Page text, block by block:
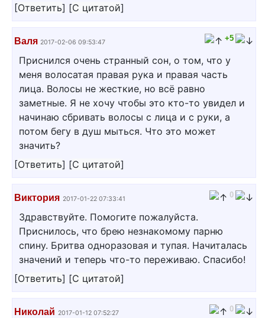
[Ответить] [С цитатой]
Валя 2017-02-06 09:53:47 +5
Приснился очень странный сон, о том, что у
меня волосатая правая рука и правая часть
лица. Волосы не жесткие, но всё равно
заметные. Я не хочу чтобы это кто-то увидел и
начинаю сбривать волосы с лица и с руки, а
потом бегу в душ мыться. Что это может
значить?
[Ответить] [С цитатой]
Виктория 2017-01-22 07:33:41 0
Здравствуйте. Помогите пожалуйста.
Приснилось, что брею незнакомому парню
спину. Бритва одноразовая и тупая. Начиталась
значений и теперь что-то переживаю. Спасибо!
[Ответить] [С цитатой]
Николай 2017-01-12 07:52:27 0